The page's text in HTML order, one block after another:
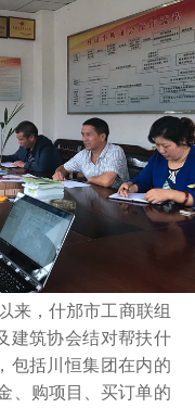
来，什邡市工商联组
建筑协会结对帮扶什
包括川恒集团在内的
、购项目、买订单的